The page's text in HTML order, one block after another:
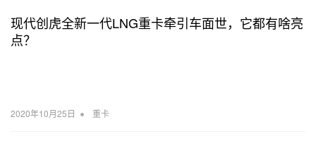
现代创虎全新一代LNG重卡牵引车面世，它都有啥亮
点？
2020年10月25日 • 重卡